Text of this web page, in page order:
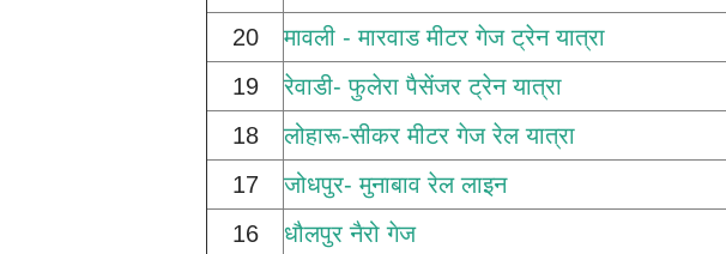
20
मावली - मारवाड मीटर गेज ट्रेन यात्रा
19
रेवाडी- फुलेरा पैसेंजर ट्रेन यात्रा
18
लोहारू-सीकर मीटर गेज रेल यात्रा
17
जोधपुर- मुनाबाव रेल लाइन
16
धौलपुर नैरो गेज